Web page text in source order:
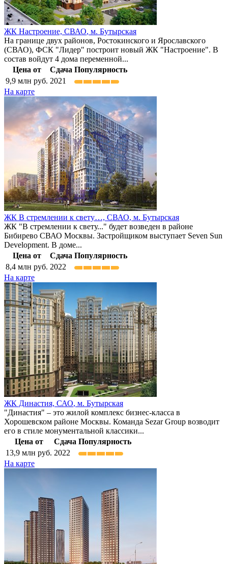
ЖК Настроение, СВАО, м. Бутырская
На границе двух районов, Ростокинского и Ярославского
(СВАО), ФСК "Лидер" построит новый ЖК "Настроение". В
состав войдут 4 дома переменной...
Цена от
Сдача Популярность
9,9 млн руб. 2021
На карте
ЖК В стремлении к свету…, СВАО, м. Бутырская
ЖК "В стремлении к свету..." будет возведен в районе
Бибирево СВАО Москвы. Застройщиком выступает Seven Sun
Development. В доме...
Цена от
Сдача Популярность
8,4 млн руб. 2022
На карте
ЖК Династия, САО, м. Бутырская
"Династия" – это жилой комплекс бизнес-класса в
Хорошевском районе Москвы. Команда Sezar Group возводит
его в стиле монументальной классики...
Цена от
Сдача Популярность
13,9 млн руб. 2022
На карте